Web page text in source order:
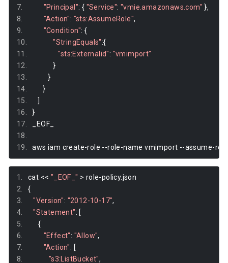
"Principal": { "Service": "vmie.amazonaws.com" },
"Action": "sts:AssumeRole",
"Condition": {
"StringEquals":{
"sts:Externalid": "vmimport"
}
}
}
]
}
_EOF_
aws iam create-role --role-name vmimport --assume-role
cat << "_EOF_" > role-policy.json
{
"Version": "2012-10-17",
"Statement": [
{
"Effect": "Allow",
"Action": [
"s3:ListBucket",